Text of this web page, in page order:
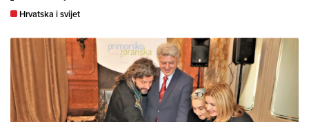
Hrvatska i svijet